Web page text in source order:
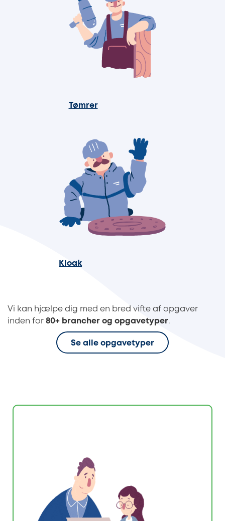
Tømrer
Kloak
Vi kan hjælpe dig med en bred vifte af opgaver
inden for 80+ brancher og opgavetyper.
Se alle opgavetyper